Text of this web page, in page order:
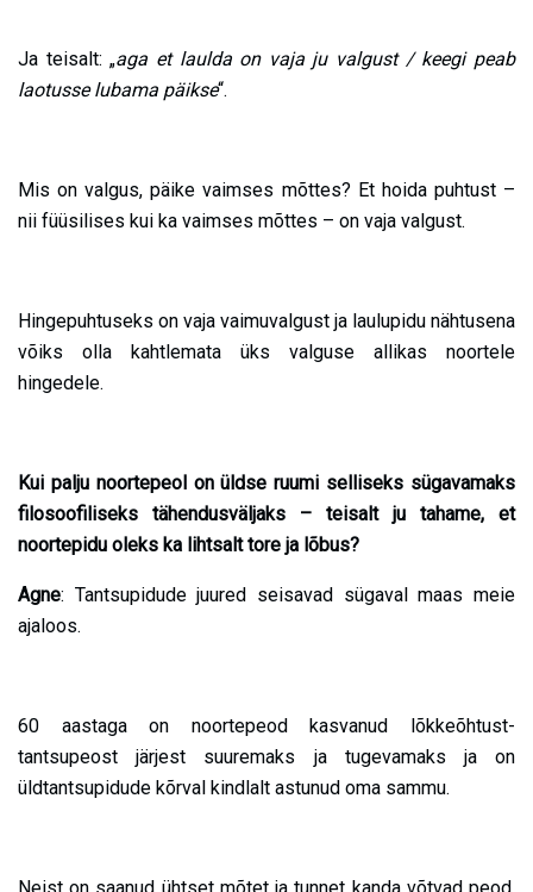
Ja teisalt: „aga et laulda on vaja ju valgust / keegi peab
laotusse lubama päikse“.
Mis on valgus, päike vaimses mõttes? Et hoida puhtust –
nii füüsilises kui ka vaimses mõttes – on vaja valgust.
Hingepuhtuseks on vaja vaimuvalgust ja laulupidu nähtusena
võiks olla kahtlemata üks valguse allikas noortele
hingedele.
Kui palju noortepeol on üldse ruumi selliseks sügavamaks
filosoofiliseks tähendusväljaks – teisalt ju tahame, et
noortepidu oleks ka lihtsalt tore ja lõbus?
Agne: Tantsupidude juured seisavad sügaval maas meie
ajaloos.
60 aastaga on noortepeod kasvanud lõkkeõhtust-
tantsupeost järjest suuremaks ja tugevamaks ja on
üldtantsupidude kõrval kindlalt astunud oma sammu.